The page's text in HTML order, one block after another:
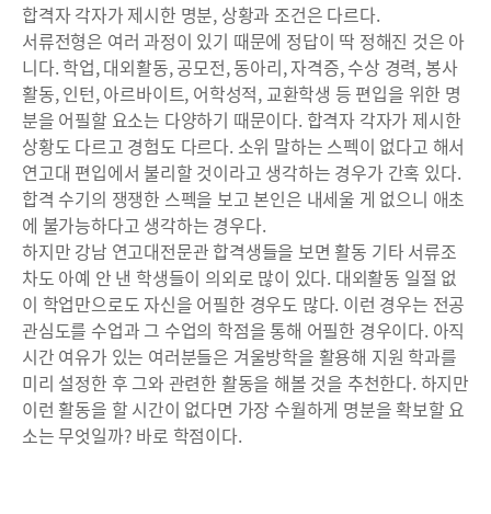
합격자 각자가 제시한 명분, 상황과 조건은 다르다.
서류전형은 여러 과정이 있기 때문에 정답이 딱 정해진 것은 아
니다. 학업, 대외활동, 공모전, 동아리, 자격증, 수상 경력, 봉사
활동, 인턴, 아르바이트, 어학성적, 교환학생 등 편입을 위한 명
분을 어필할 요소는 다양하기 때문이다. 합격자 각자가 제시한
상황도 다르고 경험도 다르다. 소위 말하는 스펙이 없다고 해서
연고대 편입에서 불리할 것이라고 생각하는 경우가 간혹 있다.
합격 수기의 쟁쟁한 스펙을 보고 본인은 내세울 게 없으니 애초
에 불가능하다고 생각하는 경우다.
하지만 강남 연고대전문관 합격생들을 보면 활동 기타 서류조
차도 아예 안 낸 학생들이 의외로 많이 있다. 대외활동 일절 없
이 학업만으로도 자신을 어필한 경우도 많다. 이런 경우는 전공
관심도를 수업과 그 수업의 학점을 통해 어필한 경우이다. 아직
시간 여유가 있는 여러분들은 겨울방학을 활용해 지원 학과를
미리 설정한 후 그와 관련한 활동을 해볼 것을 추천한다. 하지만
이런 활동을 할 시간이 없다면 가장 수월하게 명분을 확보할 요
소는 무엇일까? 바로 학점이다.